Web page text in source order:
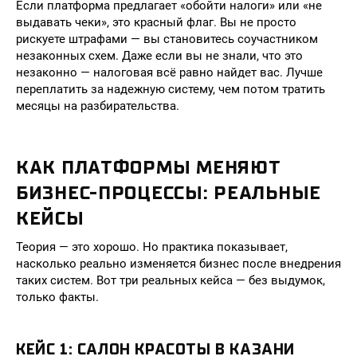
Если платформа предлагает «обойти налоги» или «не
выдавать чеки», это красный флаг. Вы не просто
рискуете штрафами — вы становитесь соучастником
незаконных схем. Даже если вы не знали, что это
незаконно — налоговая всё равно найдет вас. Лучше
переплатить за надежную систему, чем потом тратить
месяцы на разбирательства.
КАК ПЛАТФОРМЫ МЕНЯЮТ
БИЗНЕС-ПРОЦЕССЫ: РЕАЛЬНЫЕ
КЕЙСЫ
Теория — это хорошо. Но практика показывает,
насколько реально изменяется бизнес после внедрения
таких систем. Вот три реальных кейса — без выдумок,
только факты.
КЕЙС 1: САЛОН КРАСОТЫ В КАЗАНИ